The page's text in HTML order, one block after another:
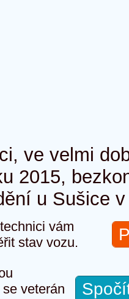
ve velmi
2015,
u Sušice
vám
stav vozu.
veterán